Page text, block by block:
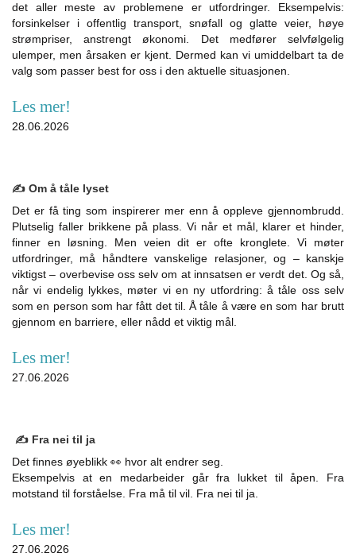
det aller meste av problemene er utfordringer. Eksempelvis:
forsinkelser i offentlig transport, snøfall og glatte veier, høye
strømpriser, anstrengt økonomi. Det medfører selvfølgelig
ulemper, men årsaken er kjent. Dermed kan vi umiddelbart ta de
valg som passer best for oss i den aktuelle situasjonen.
Les mer!
28.06.2026
✍️ Om å tåle lyset
Det er få ting som inspirerer mer enn å oppleve gjennombrudd.
Plutselig faller brikkene på plass. Vi når et mål, klarer et hinder,
finner en løsning. Men veien dit er ofte kronglete. Vi møter
utfordringer, må håndtere vanskelige relasjoner, og – kanskje
viktigst – overbevise oss selv om at innsatsen er verdt det. Og så,
når vi endelig lykkes, møter vi en ny utfordring: å tåle oss selv
som en person som har fått det til. Å tåle å være en som har brutt
gjennom en barriere, eller nådd et viktig mål.
Les mer!
27.06.2026
✍️ Fra nei til ja
Det finnes øyeblikk 👀 hvor alt endrer seg.
Eksempelvis at en medarbeider går fra lukket til åpen. Fra
motstand til forståelse. Fra må til vil. Fra nei til ja.
Les mer!
27.06.2026